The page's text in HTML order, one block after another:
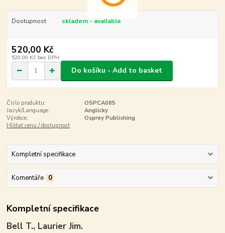
Dostupnost skladem - available
520,00 Kč
520,00 Kč bez DPH
Do košíku - Add to basket
Číslo produktu:
OSPCA085
Jazyk/Language:
Anglicky
Výrobce:
Osprey Publishing
Hlídat cenu / dostupnost
Kompletní specifikace
Komentáře 0
Kompletní specifikace
Bell T., Laurier Jim.